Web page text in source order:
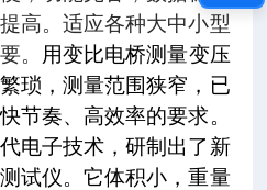
高。适应各种大中小型
。 用变比电桥测量变压
琐，测量范围狭窄，已
节奏、高效率的要求。
电子技术，研制出了新
试仪。它体积小，重量